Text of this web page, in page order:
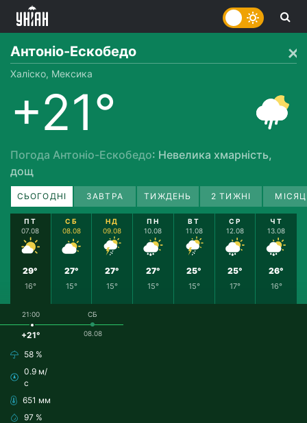
Антоніо-Ескобедо
Халіско, Мексика
+21°
Погода Антоніо-Ескобедо: Невелика хмарність,
дощ
СЬОГОДНІ ЗАВТРА ТИЖДЕНЬ 2 ТИЖНІ
ПТ
07.08
29°
16°
СБ
08.08
27°
15°
НД
09.08
27°
15°
ПН
10.08
27°
15°
ВТ
11.08
25°
15°
СР
12.08
25°
17°
ЧТ
13.08
26°
16°
21:00
+21°
58 %
0.9 м/
с
651 мм
97 %
СБ
08.08